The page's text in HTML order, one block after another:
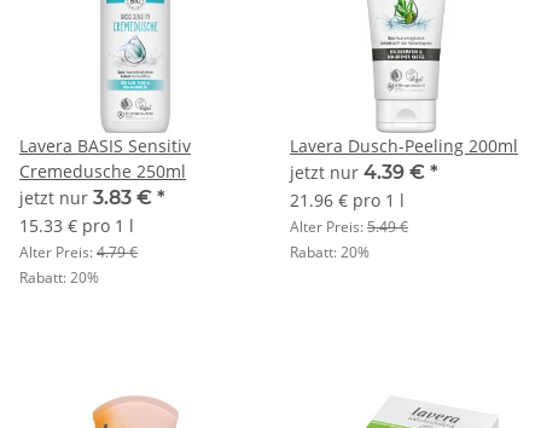
Lavera BASIS Sensitiv
Cremedusche 250ml
jetzt nur 3.83 € *
15.33 € pro 1 l
Alter Preis:4.79 €
Rabatt:20%
Lavera Dusch-Peeling 200ml
jetzt nur 4.39 € *
21.96 € pro 1 l
Alter Preis:5.49 €
Rabatt:20%